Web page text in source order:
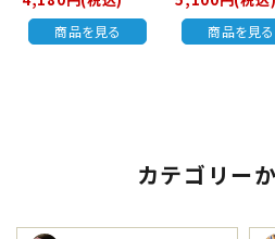
商品を見る 商品を見る
カテゴリー